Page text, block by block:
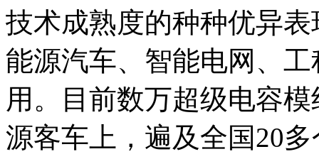
技术成熟度的种种优异
能源汽车、智能电网、
用。目前数万超级电容
源客车上，遍及全国20